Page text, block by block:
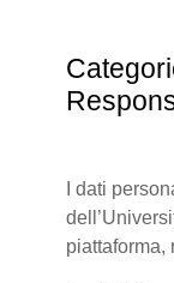
I dati
piattaforma,